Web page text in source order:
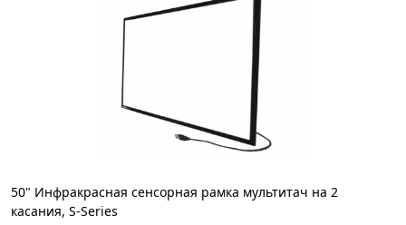
50" Инфракрасная сенсорная рамка мультитач на 2
касания, S-Series